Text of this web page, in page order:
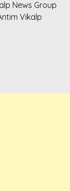
News Group
Vikalp